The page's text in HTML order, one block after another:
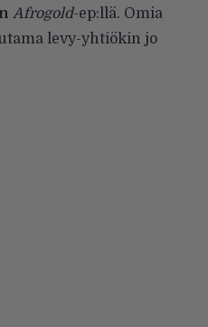
Afrogold-ep:llä. Omia
levy-yhtiökin jo